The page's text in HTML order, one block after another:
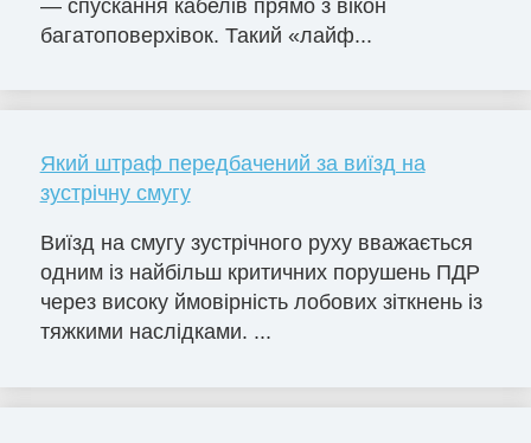
— спускання кабелів прямо з вікон
багатоповерхівок. Такий «лайф...
Який штраф передбачений за виїзд на
зустрічну смугу
Виїзд на смугу зустрічного руху вважається
одним із найбільш критичних порушень ПДР
через високу ймовірність лобових зіткнень із
тяжкими наслідками. ...